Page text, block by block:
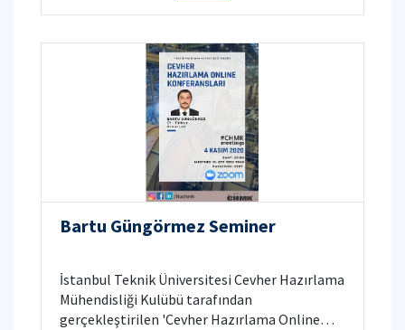
Bartu Güngörmez Seminer
İstanbul Teknik Üniversitesi Cevher Hazırlama
Mühendisliği Kulübü tarafından
gerçekleştirilen 'Cevher Hazırlama Online